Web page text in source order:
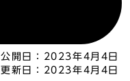
公開日：
2023年4月4日
更新日：
2023年4月4日